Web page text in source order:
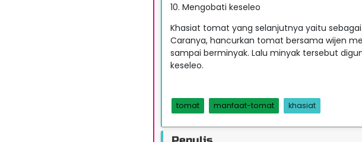
10. Mengobati keseleo
Khasiat tomat yang selanjutnya yaitu
Caranya, hancurkan tomat bersama wijen
sampai berminyak. Lalu minyak tersebut
keseleo.
tomat manfaat-tomat khasiat